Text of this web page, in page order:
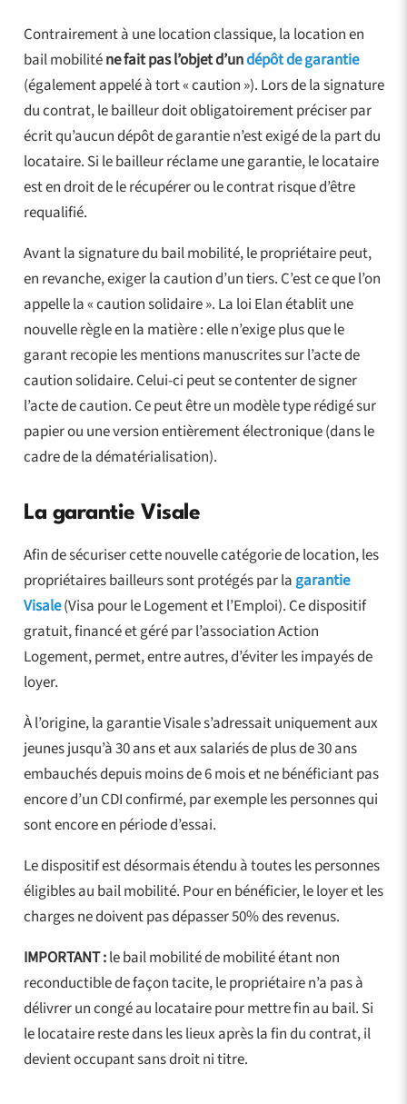
Contrairement à une location classique, la location en
bail mobiliténe fait pas l’objet d’undépôt de garantie
(également appelé à tort « caution »). Lors de la signature
du contrat, le bailleur doit obligatoirement préciser par
écrit qu’aucun dépôt de garantie n’est exigé de la part du
locataire. Si le bailleur réclame une garantie, le locataire
est en droit de le récupérer ou le contrat risque d’être
requalifié.
Avant la signature du bail mobilité, le propriétaire peut,
en revanche, exiger la caution d’un tiers. C’est ce que l’on
appelle la « caution solidaire ». La loi Elan établit une
nouvelle règle en la matière : elle n’exige plus que le
garant recopie les mentions manuscrites sur l’acte de
caution solidaire. Celui-ci peut se contenter de signer
l’acte de caution. Ce peut être un modèle type rédigé sur
papier ou une version entièrement électronique (dans le
cadre de la dématérialisation).
La garantie Visale
Afin de sécuriser cette nouvelle catégorie de location, les
propriétaires bailleurs sont protégés par la garantie
Visale(Visa pour le Logement et l’Emploi). Ce dispositif
gratuit, financé et géré par l’association Action
Logement, permet, entre autres, d’éviter les impayés de
loyer.
À l’origine, la garantie Visale s’adressait uniquement aux
jeunes jusqu’à 30 ans et aux salariés de plus de 30 ans
embauchés depuis moins de 6 mois et ne bénéficiant pas
encore d’un CDI confirmé, par exemple les personnes qui
sont encore en période d’essai.
Le dispositif est désormais étendu à toutes les personnes
éligibles au bail mobilité. Pour en bénéficier, le loyer et les
charges ne doivent pas dépasser 50% des revenus.
IMPORTANT :le bail mobilité de mobilité étant non
reconductible de façon tacite, le propriétaire n’a pas à
délivrer un congé au locataire pour mettre fin au bail. Si
le locataire reste dans les lieux après la fin du contrat, il
devient occupant sans droit ni titre.